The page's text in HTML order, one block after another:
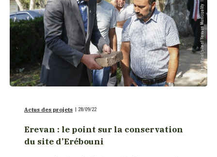
Actus des projets 28/09/22
Erevan : le point sur la conservation
du site d’Erébouni